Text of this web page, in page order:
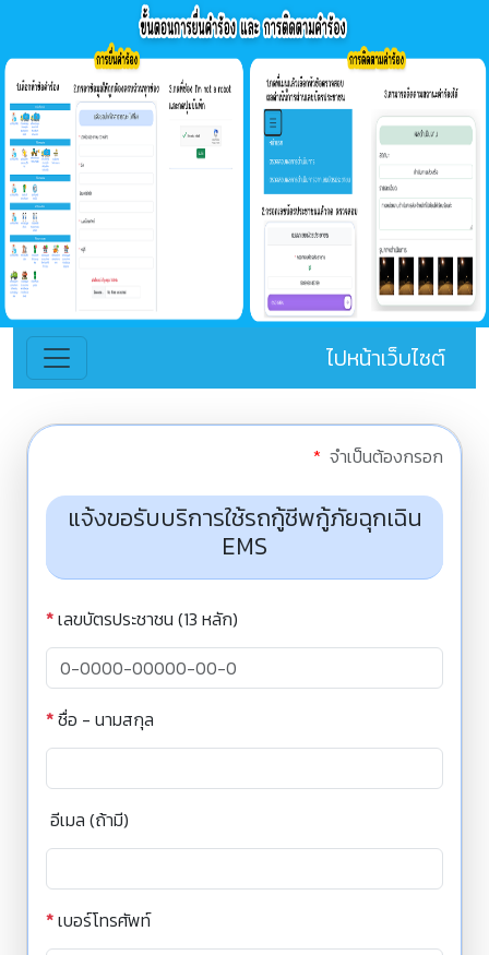
ไปหน้าเว็บไซต์
* จำเป็นต้องกรอก
แจ้งขอรับบริการใช้รถกู้ชีพกู้ภัยฉุกเฉิน
EMS
*เลขบัตรประชาชน (13 หลัก)
*ชื่อ - นามสกุล
อีเมล (ถ้ามี)
*เบอร์โทรศัพท์